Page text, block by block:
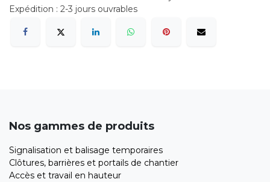
Expédition : 2-3 jours ouvrables
Nos gammes de produits
Signalisation et balisage temporaires
Clôtures, barrières et portails de chantier
Accès et travail en hauteur